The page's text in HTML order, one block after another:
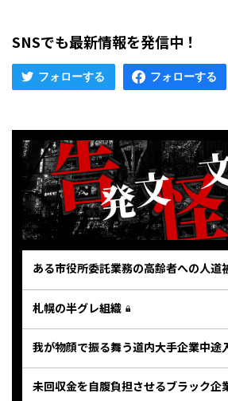
SNSでも最新情報を発信中！
ある市役所委託業務の高齢者への人道
札幌の半グレ組織
我が物顔で振る舞う道内大手企業中途
未回収金を自腹負担させるブラック企